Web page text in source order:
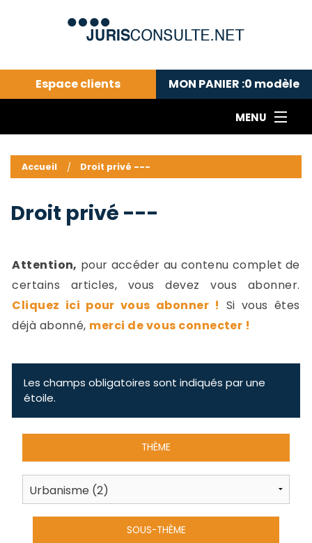
Espace clients MON PANIER :0 modèle
MENU
---Actualités du droit public---
Droit pénal---
Accueil Droit privé ---
Droit privé ---
Attention, pour accéder au contenu complet de
certains articles, vous devez vous abonner.
Cliquez ici pour vous abonner ! Si vous êtes
déjà abonné, merci de vous connecter !
Les champs obligatoires sont indiqués par une
étoile.
THÈME
SOUS-THÈME